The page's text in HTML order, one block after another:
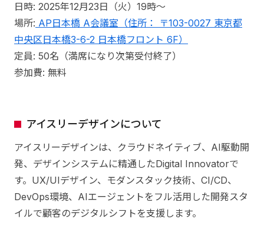
日時: 2025年12月23日（火）19時〜
場所: AP日本橋 A会議室（住所： 〒103-0027 東京都
中央区日本橋3-6-2 日本橋フロント 6F）
定員: 50名（満席になり次第受付終了）
参加費: 無料
アイスリーデザインについて
アイスリーデザインは、クラウドネイティブ、AI駆動開
発、デザインシステムに精通したDigital Innovatorで
す。UX/UIデザイン、モダンスタック技術、CI/CD、
DevOps環境、AIエージェントをフル活用した開発スタ
イルで顧客のデジタルシフトを支援します。